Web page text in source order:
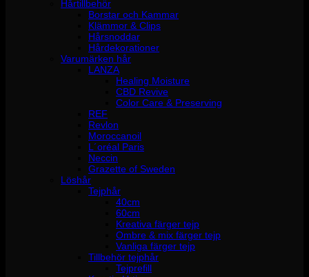
Hårtillbehör
Borstar och Kammar
Klämmor & Clips
Hårsnoddar
Hårdekorationer
Varumärken hår
LANZA
Healing Moisture
CBD Revive
Color Care & Preserving
REF
Revlon
Moroccanoil
L´oréal Paris
Neccin
Grazette of Sweden
Löshår
Tejphår
40cm
60cm
Kreativa färger tejp
Ombre & mix färger tejp
Vanliga färger tejp
Tillbehör tejphår
Tejprefill